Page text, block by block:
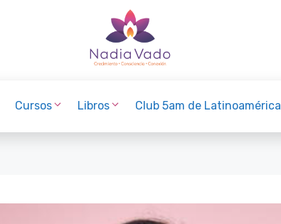
Cursos Libros Club 5am de Latinoamérica